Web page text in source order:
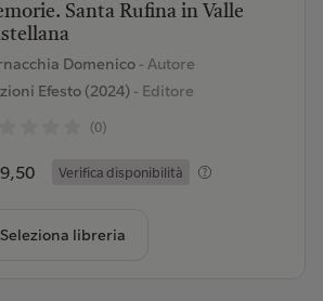
Santa Rufina in Valle
Domenico - Autore
Efesto (2024)- Editore
(0)
Verifica disponibilità
Seleziona libreria